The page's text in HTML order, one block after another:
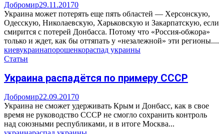
Добромир29.11.20170
Украина может потерять еще пять областей — Херсонскую,
Одесскую, Николаевскую, Харьковскую и Закарпатскую, если
смирится с потерей Донбасса. Потому что «Россия-обжора»
только и ждет, как бы оттяпать у «незалежной» эти регионы....
киевукраинапорошенкораспад украины
Статьи
Украина распадётся по примеру СССР
Добромир22.09.20170
Украина не сможет удерживать Крым и Донбасс, как в свое
время не руководство СССР не смогло сохранить контроль
над союзными республиками, и в итоге Москва...